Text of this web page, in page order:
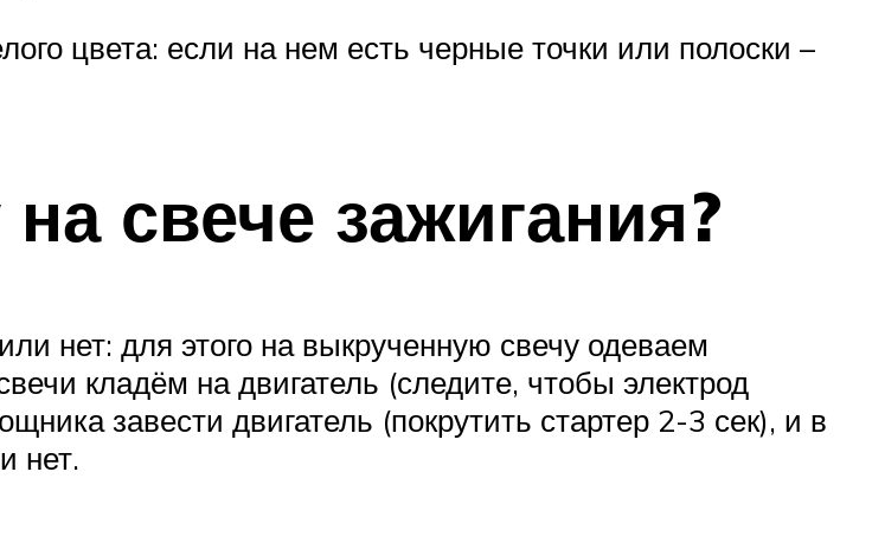
цвета: если на нем есть черные точки или полоски –
свече зажигания?
нет: для этого на выкрученную свечу одеваем
кладём на двигатель (следите, чтобы электрод
завести двигатель (покрутить стартер 2-3 сек), и в
нет.